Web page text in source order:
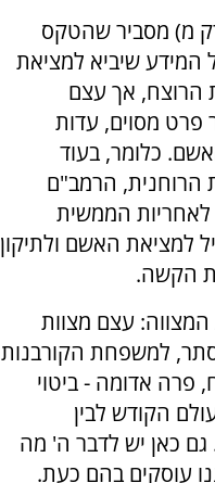
מ) מסביר שהטקס
המידע שיביא למציאת
הרוצח, אך עצם
פרט מסוים, עדות
כלומר, בעוד
הרוחנית, הרמב"ם
לאחריות הממשית
למציאת האשם ולתיקון
הקשה.
עצם מצוות
למשפחת הקורבנות
אדומה - ביטוי
הקודש לבין
כאן יש לדבר ה' מה
עוסקים בהם כעת.